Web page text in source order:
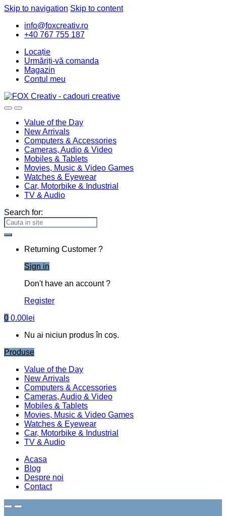
Skip to navigation Skip to content
info@foxcreativ.ro
+40 767 755 187
Locație
Urmăriți-vă comanda
Magazin
Contul meu
Value of the Day
New Arrivals
Computers & Accessories
Cameras, Audio & Video
Mobiles & Tablets
Movies, Music & Video Games
Watches & Eyewear
Car, Motorbike & Industrial
TV & Audio
Search for:
Returning Customer ?
Sign in
Don't have an account ?
Register
0 0.00 lei
Nu ai niciun produs în coș.
Produse
Value of the Day
New Arrivals
Computers & Accessories
Cameras, Audio & Video
Mobiles & Tablets
Movies, Music & Video Games
Watches & Eyewear
Car, Motorbike & Industrial
TV & Audio
Acasa
Blog
Despre noi
Contact